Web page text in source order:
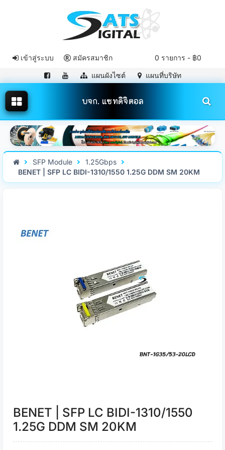
0 รายการ - ฿0
เข้าสู่ระบบ สมัครสมาชิก
แผนผังไซต์ แผนที่บริษัท
บจก. แซทดิจิตอล
SFP Module
1.25Gbps
BENET | SFP LC BIDI-1310/1550 1.25G DDM SM 20KM
BENET | SFP LC BIDI-1310/1550
1.25G DDM SM 20KM